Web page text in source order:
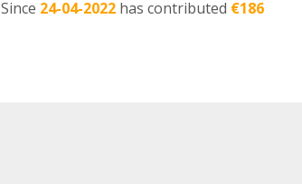
Since 24-04-2022 has contributed €186